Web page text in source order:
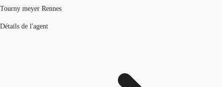
Tourny meyer Rennes
Détails de l'agent